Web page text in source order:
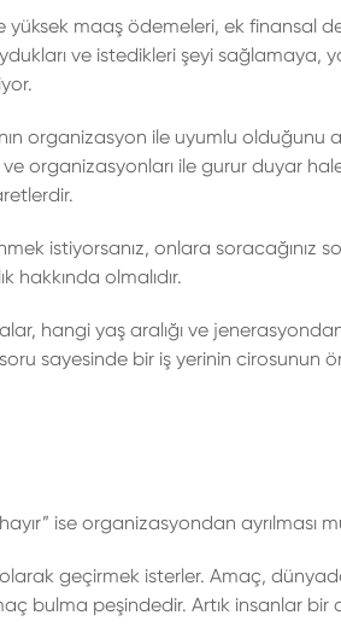
yüksek maaş ödemeleri, ek finansal
ve istedikleri şeyi sağlamaya,
organizasyon ile uyumlu olduğunu
ve organizasyonları ile gurur duyar
istiyorsanız, onlara soracağınız
hakkında olmalıdır.
hangi yaş aralığı ve
sayesinde bir iş yerinin
ise organizasyondan ayrılması
olarak geçirmek isterler. Amaç,
bulma peşindedir. Artık insanlar